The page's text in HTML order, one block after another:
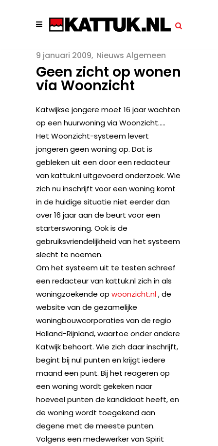
9 januari 2009 Nieuws Algemeen
Geen zicht op wonen
via Woonzicht
Katwijkse jongere moet 16 jaar wachten
op een huurwoning via Woonzicht…..
Het Woonzicht-systeem levert
jongeren geen woning op. Dat is
gebleken uit een door een redacteur
van kattuk.nl uitgevoerd onderzoek. Wie
zich nu inschrijft voor een woning komt
in de huidige situatie niet eerder dan
over 16 jaar aan de beurt voor een
starterswoning. Ook is de
gebruiksvriendelijkheid van het systeem
slecht te noemen.
Om het systeem uit te testen schreef
een redacteur van kattuk.nl zich in als
woningzoekende op woonzicht.nl, de
website van de gezamelijke
woningbouwcorporaties van de regio
Holland-Rijnland, waartoe onder andere
Katwijk behoort. Wie zich daar inschrijft,
begint bij nul punten en krijgt iedere
maand een punt. Bij het reageren op
een woning wordt gekeken naar
hoeveel punten de kandidaat heeft, en
de woning wordt toegekend aan
degene met de meeste punten.
Volgens een medewerker van Spirit